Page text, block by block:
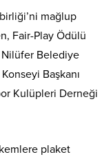
mağlup
Fair-Play Ödülü
Nilüfer Belediye
Başkanı
Kulüpleri Derneği
plaket